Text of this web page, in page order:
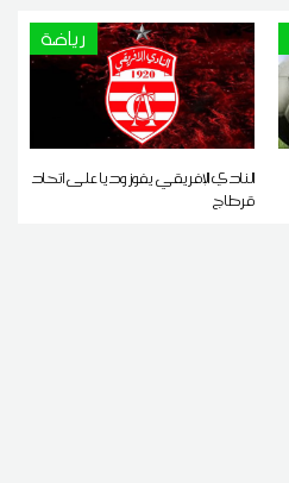
رياضة
النادي الإفريقي يفوز وديا على اتحاد
قرطاج